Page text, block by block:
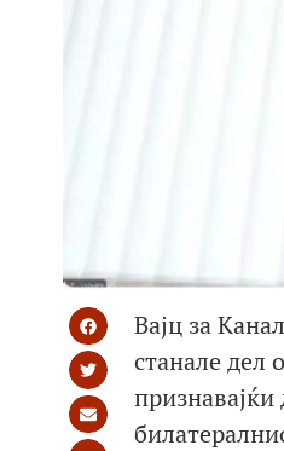
Вајц за
станале дел